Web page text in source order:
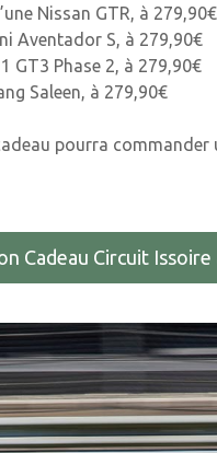
Nissan GTR, à 279,90€
Aventador S, à 279,90€
GT3 Phase 2, à 279,90€
Saleen, à 279,90€
pourra commander
Cadeau Circuit